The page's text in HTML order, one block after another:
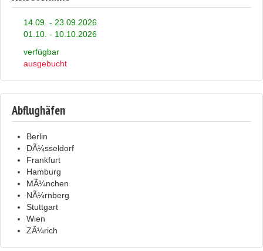
14.09. - 23.09.2026
01.10. - 10.10.2026
verfügbar
ausgebucht
Abflughäfen
Berlin
DÃ¼sseldorf
Frankfurt
Hamburg
MÃ¼nchen
NÃ¼rnberg
Stuttgart
Wien
ZÃ¼rich